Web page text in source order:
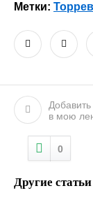
Метки:
Добавить
в мою
0
Другие